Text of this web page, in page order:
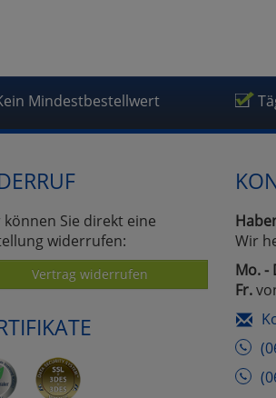
Mindestbestellwert
können Sie direkt eine
widerrufen:
Vertrag widerrufen
Wir
Mo. -
Fr.